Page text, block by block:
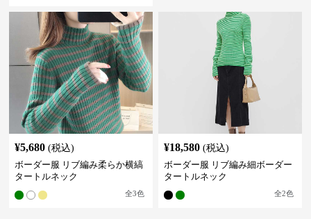
¥5,680 (税込)
ボーダー服 リブ編み柔らか横縞
タートルネック
全3色
¥18,580 (税込)
ボーダー服 リブ編み細ボーダー
タートルネック
全2色